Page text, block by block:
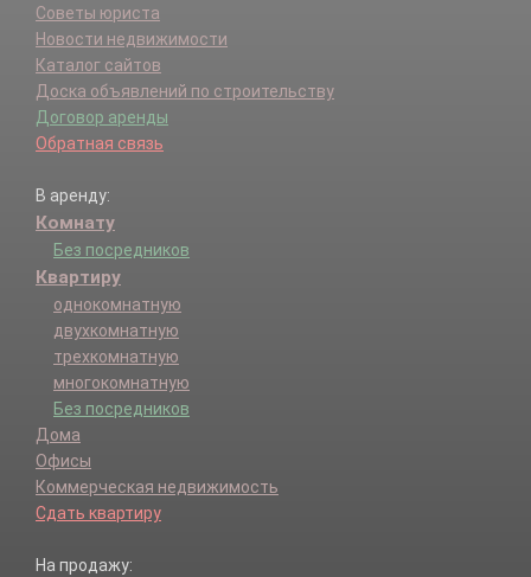
Советы юриста
Новости недвижимости
Каталог сайтов
Доска объявлений по строительству
Договор аренды
Обратная связь
В аренду:
Комнату
Без посредников
Квартиру
однокомнатную
двухкомнатную
трехкомнатную
многокомнатную
Без посредников
Дома
Офисы
Коммерческая недвижимость
Сдать квартиру
На продажу: